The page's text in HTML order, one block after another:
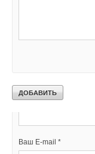
В этой теме еще нет
Ваш E-mail *